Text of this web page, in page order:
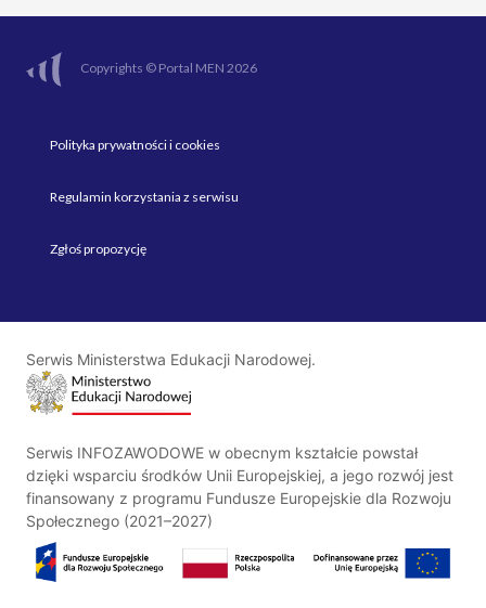
Copyrights © Portal MEN 2026
Polityka prywatności i cookies
Regulamin korzystania z serwisu
Zgłoś propozycję
Serwis Ministerstwa Edukacji Narodowej.
Serwis INFOZAWODOWE w obecnym kształcie powstał
dzięki wsparciu środków Unii Europejskiej, a jego rozwój jest
finansowany z programu Fundusze Europejskie dla Rozwoju
Społecznego (2021–2027)